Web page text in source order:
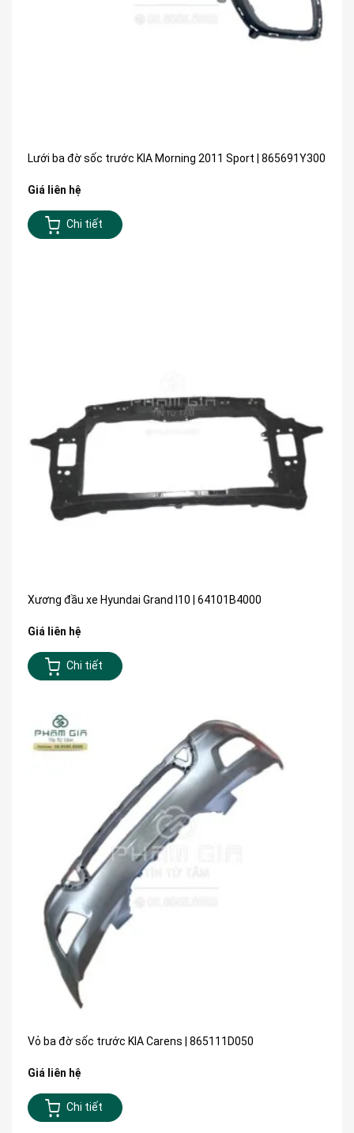
Lưới ba đờ sốc trước KIA Morning 2011 Sport | 865691Y300
Giá liên hệ
Chi tiết
Xương đầu xe Hyundai Grand I10 | 64101B4000
Giá liên hệ
Chi tiết
Vỏ ba đờ sốc trước KIA Carens | 865111D050
Giá liên hệ
Chi tiết